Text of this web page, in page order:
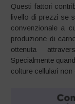
Questi fattori
livello di prezzi se
convenzionale a
produzione di
ottenuta
Specialmente
colture cellulari